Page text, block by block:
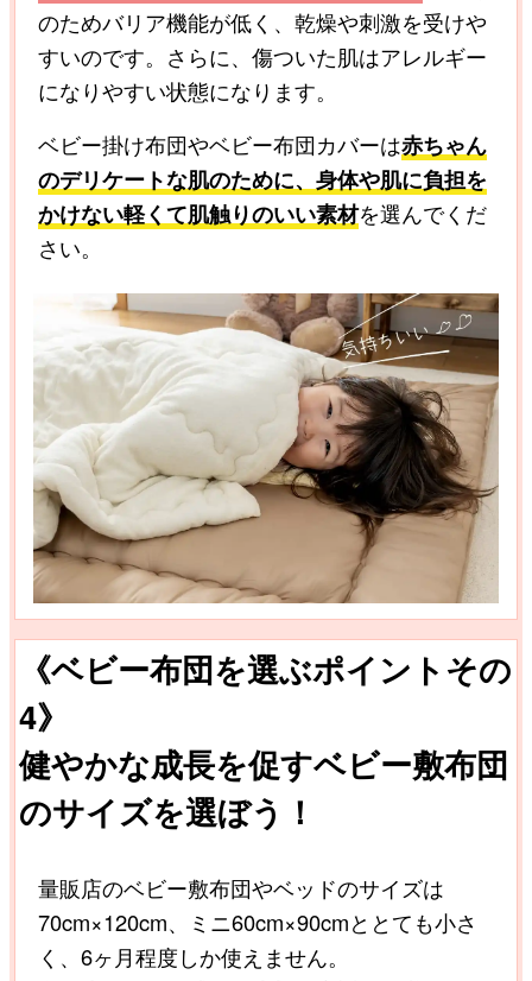
のためバリア機能が低く、乾燥や刺激を受けや
すいのです。さらに、傷ついた肌はアレルギー
になりやすい状態になります。
ベビー掛け布団やベビー布団カバーは赤ちゃん
のデリケートな肌のために、身体や肌に負担を
かけない軽くて肌触りのいい素材を選んでくだ
さい。
《ベビー布団を選ぶポイントその
4》
健やかな成長を促すベビー敷布団
のサイズを選ぼう！
量販店のベビー敷布団やベッドのサイズは
70cm×120cm、ミニ60cm×90cmととても小さ
く、6ヶ月程度しか使えません。